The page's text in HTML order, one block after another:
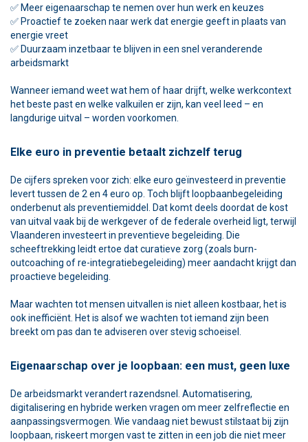
✅ Meer eigenaarschap te nemen over hun werk en keuzes
✅ Proactief te zoeken naar werk dat energie geeft in plaats van
energie vreet
✅ Duurzaam inzetbaar te blijven in een snel veranderende
arbeidsmarkt
Wanneer iemand weet wat hem of haar drijft, welke werkcontext
het beste past en welke valkuilen er zijn, kan veel leed – en
langdurige uitval – worden voorkomen.
Elke euro in preventie betaalt zichzelf terug
De cijfers spreken voor zich: elke euro geïnvesteerd in preventie
levert tussen de 2 en 4 euro op. Toch blijft loopbaanbegeleiding
onderbenut als preventiemiddel. Dat komt deels doordat de kost
van uitval vaak bij de werkgever of de federale overheid ligt, terwijl
Vlaanderen investeert in preventieve begeleiding. Die
scheeftrekking leidt ertoe dat curatieve zorg (zoals burn-
outcoaching of re-integratiebegeleiding) meer aandacht krijgt dan
proactieve begeleiding.
Maar wachten tot mensen uitvallen is niet alleen kostbaar, het is
ook inefficiënt. Het is alsof we wachten tot iemand zijn been
breekt om pas dan te adviseren over stevig schoeisel.
Eigenaarschap over je loopbaan: een must, geen luxe
De arbeidsmarkt verandert razendsnel. Automatisering,
digitalisering en hybride werken vragen om meer zelfreflectie en
aanpassingsvermogen. Wie vandaag niet bewust stilstaat bij zijn
loopbaan, riskeert morgen vast te zitten in een job die niet meer